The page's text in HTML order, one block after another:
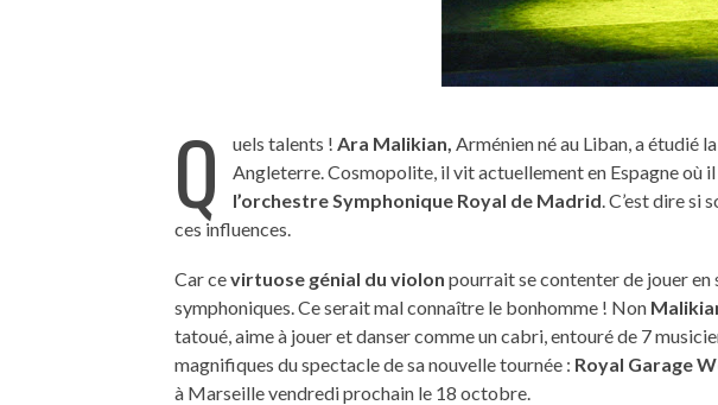
Q uels talents ! Ara Malikian, Arménien né au Liban, a étudié
Angleterre. Cosmopolite, il vit actuellement en Espagne où
l’orchestre Symphonique Royal de Madrid. C’est dire
ces influences.
Car cevirtuose génial du violon pourrait se contenter de jouer en
symphoniques. Ce serait mal connaître le bonhomme ! Non
tatoué, aime à jouer et danser comme un cabri, entouré de 7
magnifiques du spectacle de sa nouvelle tournée : Royal Garage
à Marseille vendredi prochain le 18 octobre.